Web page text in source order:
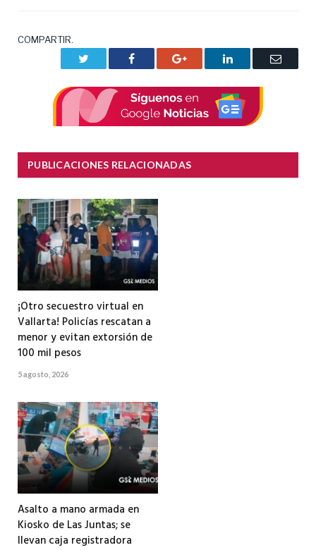
COMPARTIR.
Facebook Google+ LinkedIn
Correo
PUBLICACIONES RELACIONADAS
¡Otro secuestro virtual en
Vallarta! Policías rescatan a
menor y evitan extorsión de
100 mil pesos
5 agosto, 2026
Asalto a mano armada en
Kiosko de Las Juntas; se
llevan caja registradora